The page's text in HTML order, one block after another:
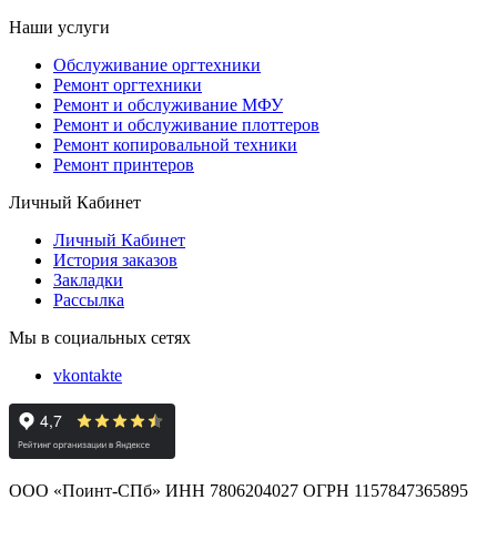
Наши услуги
Обслуживание оргтехники
Ремонт оргтехники
Ремонт и обслуживание МФУ
Ремонт и обслуживание плоттеров
Ремонт копировальной техники
Ремонт принтеров
Личный Кабинет
Личный Кабинет
История заказов
Закладки
Рассылка
Мы в социальных сетях
vkontakte
ООО «Поинт-СПб» ИНН 7806204027 ОГРН 1157847365895